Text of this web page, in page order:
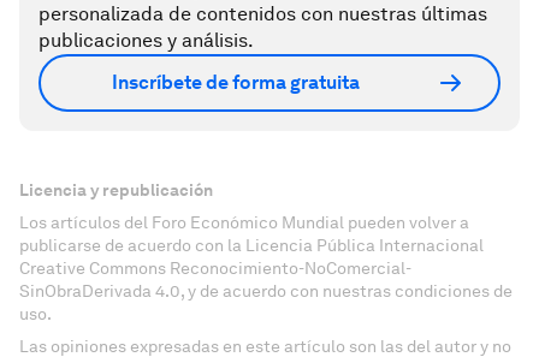
personalizada de contenidos con nuestras últimas
publicaciones y análisis.
Inscríbete de forma gratuita
Licencia y republicación
Los artículos del Foro Económico Mundial pueden volver a
publicarse de acuerdo con la Licencia Pública Internacional
Creative Commons Reconocimiento-NoComercial-
SinObraDerivada 4.0, y de acuerdo con nuestras condiciones de
uso.
Las opiniones expresadas en este artículo son las del autor y no